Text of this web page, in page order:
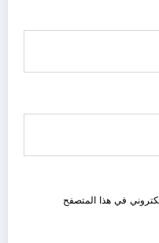
في هذا المتصفح